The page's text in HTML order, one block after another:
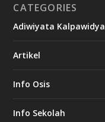
CATEGORIES
Adiwiyata Kalpawidya
Artikel
Info Osis
Info Sekolah